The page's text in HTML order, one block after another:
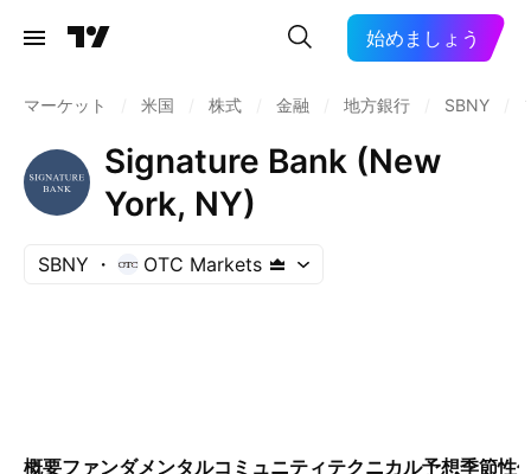
始めましょう
マーケット 米国 株式 金融 地方銀行 SBNY
Signature Bank (New
York, NY)
SBNY OTC Markets
概要ファンダメンタルコミュニティテクニカル予想季節性